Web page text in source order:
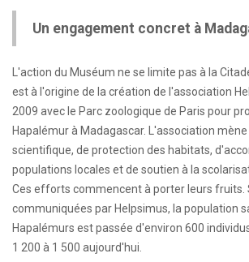
Un engagement concret à
L'action du Muséum ne se limite pas à la
est à l'origine de la création de l'association
2009 avec le Parc zoologique de Paris pour
Hapalémur à Madagascar. L'association
scientifique, de protection des habitats,
populations locales et de soutien à la
Ces efforts commencent à porter leurs fruits.
communiquées par Helpsimus, la population
Hapalémurs est passée d'environ 600
1 200 à 1 500 aujourd'hui.